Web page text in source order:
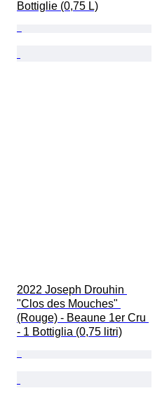
Bottiglie (0,75 L)
2022 Joseph Drouhin
"Clos des Mouches"
(Rouge) - Beaune 1er Cru
- 1 Bottiglia (0,75 litri)